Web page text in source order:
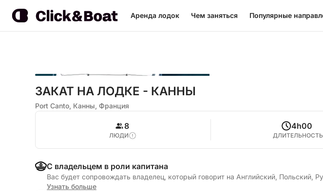
Аренда лодок Чем заняться Популярные
ЗАКАТ НА ЛОДКЕ - КАННЫ
Port Canto, Канны, Франция
8
ЛЮДИ
4h00
ДЛИТЕЛЬНОСТЬ
С владельцем в роли капитана
Вас будет сопровождать владелец, который говорит на Английский, Польский,
Узнать больше